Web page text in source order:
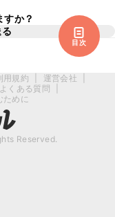
目次
すか？
用規約 運営会社
よくある質問
ために
Reserved.